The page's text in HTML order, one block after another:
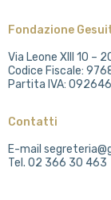
Fondazione
Via Leone XIII 10 –
Codice Fiscale:
Partita IVA:
Contatti
E-mail
Tel. 02 366 30 463